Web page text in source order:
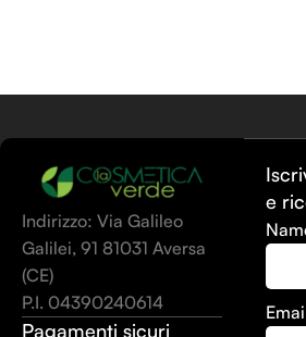
Indirizzo: Via Galileo
Galilei, 91 81031 Aversa
(CE)
P.I. 04390240614
Pagamenti sicuri
e